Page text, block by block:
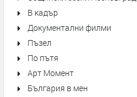
В кадър
Документални филми
Пъзел
По пътя
Арт Момент
България в мен